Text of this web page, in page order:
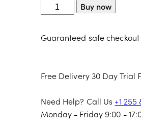
Buy now
Guaranteed safe checkout
Free Delivery 30 Day Trial
Need Help? Call Us +1
Monday - Friday 9:00 -